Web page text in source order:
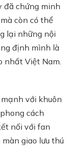
đã chứng minh
còn có thể
lại những nội
định mình là
nhất Việt Nam.
với khuôn
cách
nối với fan
giao lưu thú